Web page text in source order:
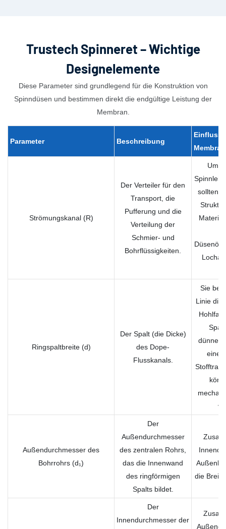
Trustech Spinneret – Wichtige
Designelemente
Diese Parameter sind grundlegend für die Konstruktion von
Spinndüsen und bestimmen direkt die endgültige Leistung der
Membran.
Parameter Beschreibung
Einfluss
Strömungskanal (R)
Der Verteiler für den
Transport, die
Pufferung und die
Verteilung der
Schmier- und
Bohrflüssigkeiten.
Um
sollten
Ringspaltbreite (d)
Der Spalt (die Dicke)
des Dope-
Flusskanals.
Sie
Linie die
Außendurchmesser des
Bohrrohrs (d₁)
Der
Außendurchmesser
des zentralen Rohrs,
das die Innenwand
des ringförmigen
Spalts bildet.
die
Der
Innendurchmesser der